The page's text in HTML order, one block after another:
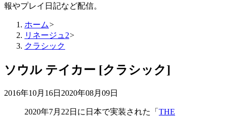
報やプレイ日記など配信。
ホーム>
リネージュ2>
クラシック
ソウル テイカー [クラシック]
2016年10月16日 2020年08月09日
2020年7月22日 に日本で実装された「 THE